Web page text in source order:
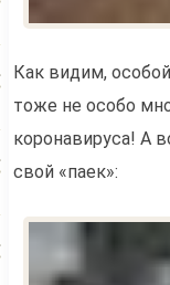
Как видим,
тоже не особо
коронавируса! А
свой «паек»: